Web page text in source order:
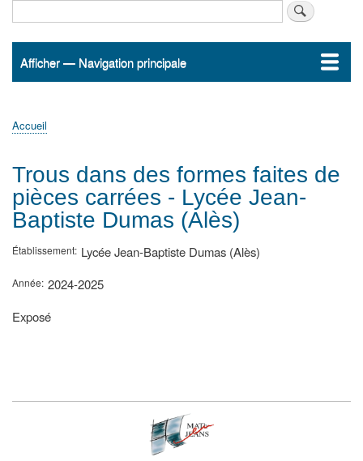
Navigation
Afficher — Navigation principale
Accueil
ActualitésMATh.en.JEANS ?
Régions et Ateliers
Créer, gérer un atelier
Sujets/Publications
Congrès
d'Ariane
Accueil
Trous dans des formes faites de
pièces carrées - Lycée Jean-
Baptiste Dumas (Alès)
Établissement Lycée Jean-Baptiste Dumas (Alès)
Année 2024-2025
Type
Exposé